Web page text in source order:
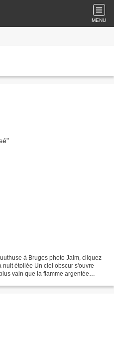
MENU
à Bruges photo Jalm, cliquez
nuit étoilée Un ciel obscur s'ouvre
vain que la flamme argentée